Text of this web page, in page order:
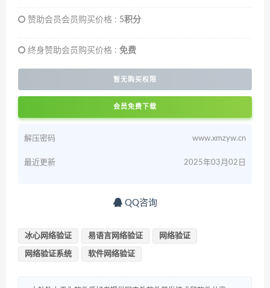
赞助会员会员购买价格 : 5积分
终身赞助会员购买价格 : 免费
暂无购买权限
会员免费下载
解压密码 www.xmzyw.cn
最近更新 2025年03月02日
QQ咨询
冰心网络验证 易语言网络验证 网络验证
网络验证系统 软件网络验证